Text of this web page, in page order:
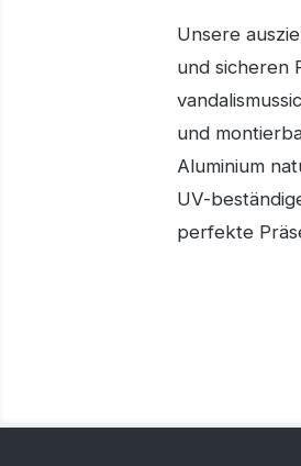
Unsere
und sicheren
und
Aluminium
UV-
perfekte